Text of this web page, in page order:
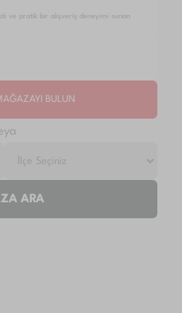
ve pratik bir alışveriş deneyimi sunan
BULUN
ARA